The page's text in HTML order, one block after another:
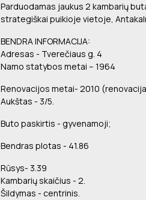
Parduodamas jaukus 2 kambarių
strategiškai puikioje vietoje,
BENDRA INFORMACIJA:
Adresas - Tverečiaus g. 4
Namo statybos metai – 1964
Renovacijos metai- 2010
Aukštas - 3/5.
Buto paskirtis - gyvenamoji;
Bendras plotas - 41.86
Rūsys- 3.39
Kambarių skaičius - 2.
Šildymas - centrinis.